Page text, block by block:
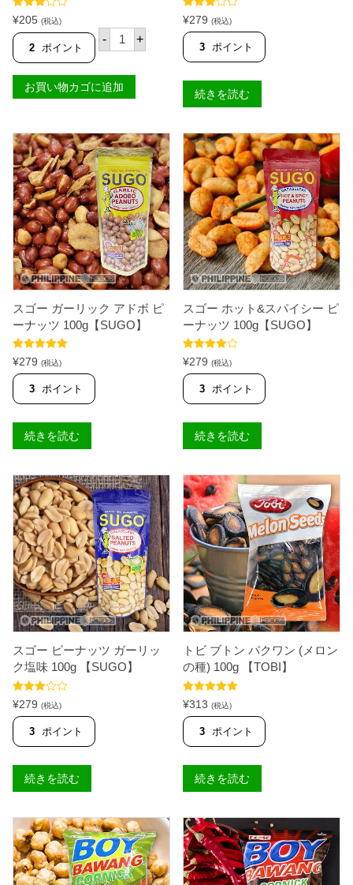
5段階
中3.00
の評価
¥205 (税込)
2 ポイント
- ス
ゴ
ラ
ッ
ナ
ッ
ツ
バ
ー
ベ
キ
ュ
ー
1
0
0
g
S
U
+
お買い物カゴに追加
5段階
中3.00
の評価
¥279 (税込)
3 ポイント
続きを読む
スゴー ガーリック アドボ ピ
ーナッツ 100g【SUGO】
5段階中5.00
の評価
¥279 (税込)
3 ポイント
続きを読む
スゴー ホット&スパイシー ピ
ーナッツ 100g【SUGO】
5段階中
4.00 の評
価
¥279 (税込)
3 ポイント
続きを読む
スゴー ピーナッツ ガーリッ
ク塩味 100g 【SUGO】
5段階中
3.67 の評
価
¥279 (税込)
3 ポイント
続きを読む
トビ ブトン パクワン (メロン
の種) 100g 【TOBI】
5段階中5.00
の評価
¥313 (税込)
3 ポイント
続きを読む